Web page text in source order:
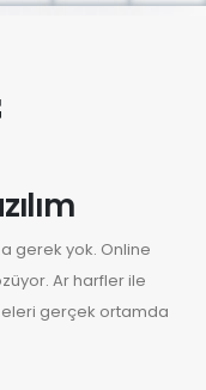
gerek yok. Online
Ar harfler ile
gerçek ortamda